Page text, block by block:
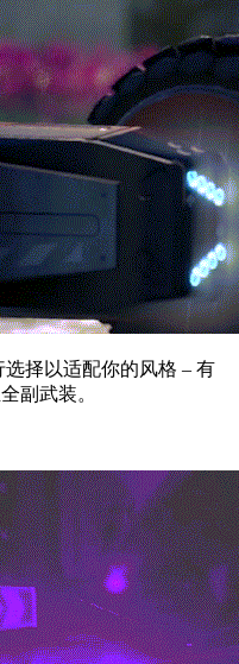
择以适配你的风格 – 有
副武装。